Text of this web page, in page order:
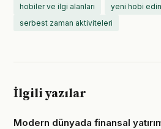
hobiler ve ilgi alanları
yeni hobi
serbest zaman aktiviteleri
İlgili yazılar
Modern dünyada finansal